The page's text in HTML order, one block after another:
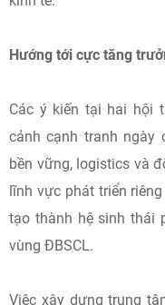
nghiên cứu đơn lẻ
thành phố trong các
thông minh, nông
giáo dục; qua đó tạo
thương mại hóa cao,
kinh tế.
Hướng tới cực tăng